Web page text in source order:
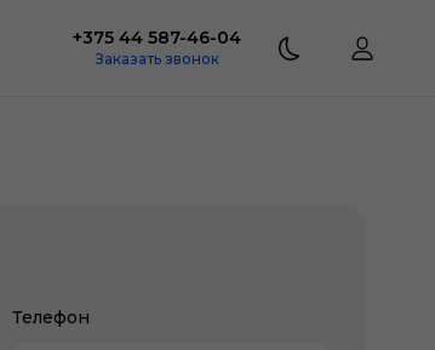
+375 44 587-46-04
Заказать звонок
Телефон